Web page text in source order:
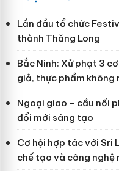
Lần đầu tổ chức
thành Thăng Long
Bắc Ninh: Xử phạt 3
giả, thực phẩm không
Ngoại giao - cầu nối
đổi mới sáng tạo
Cơ hội hợp tác với Sri
chế tạo và công nghệ